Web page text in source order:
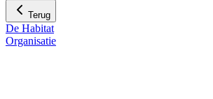
Terug
De Habitat
Organisatie